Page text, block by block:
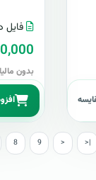
فایل
بدون مالیات:
8 9 > >|